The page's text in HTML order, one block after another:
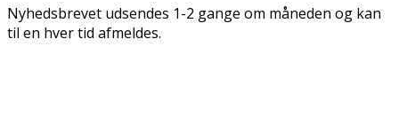
Nyhedsbrevet udsendes 1-2 gange om måneden og kan
til en hver tid afmeldes.